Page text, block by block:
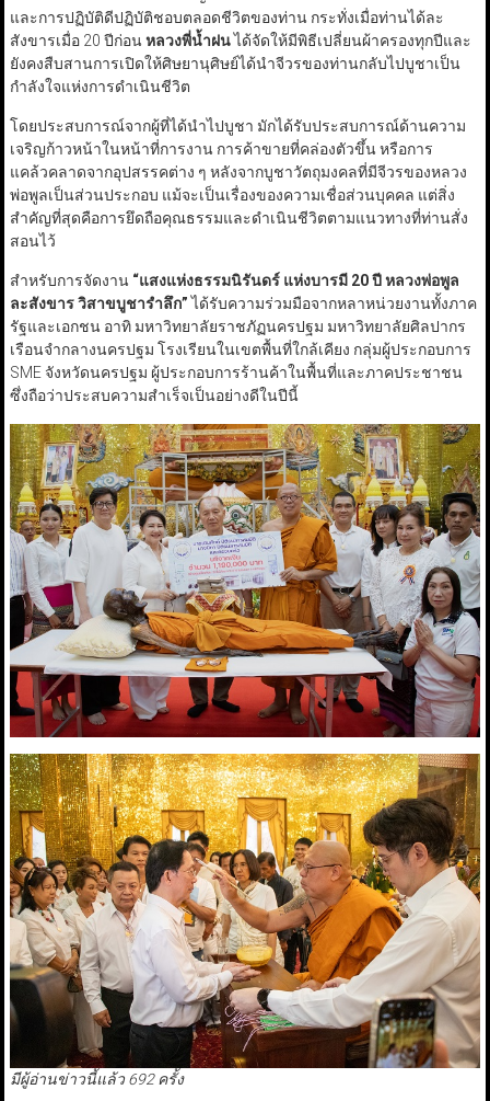
และการปฏิบัติดีปฏิบัติชอบตลอดชีวิตของท่าน กระทั่งเมื่อท่านได้ละ
สังขารเมื่อ 20 ปีก่อนหลวงพี่น้ำฝนได้จัดให้มีพิธีเปลี่ยนผ้าครองทุกปีและ
ยังคงสืบสานการเปิดให้ศิษยานุศิษย์ได้นำจีวรของท่านกลับไปบูชาเป็น
กำลังใจแห่งการดำเนินชีวิต
โดยประสบการณ์จากผู้ที่ได้นำไปบูชา มักได้รับประสบการณ์ด้านความ
เจริญก้าวหน้าในหน้าที่การงาน การค้าขายที่คล่องตัวขึ้น หรือการ
แคล้วคลาดจากอุปสรรคต่าง ๆ หลังจากบูชาวัตถุมงคลที่มีจีวรของหลวง
พ่อพูลเป็นส่วนประกอบ แม้จะเป็นเรื่องของความเชื่อส่วนบุคคล แต่สิ่ง
สำคัญที่สุดคือการยึดถือคุณธรรมและดำเนินชีวิตตามแนวทางที่ท่านสั่ง
สอนไว้
สำหรับการจัดงาน “แสงแห่งธรรมนิรันดร์ แห่งบารมี 20ปี หลวงพ่อพูล
ละสังขาร วิสาขบูชารำลึก”ได้รับความร่วมมือจากหลาหน่วยงานทั้งภาค
รัฐและเอกชน อาทิ มหาวิทยาลัยราชภัฏนครปฐม มหาวิทยาลัยศิลปากร
เรือนจำกลางนครปฐม โรงเรียนในเขตพื้นที่ใกล้เคียง กลุ่มผู้ประกอบการ
SME จังหวัดนครปฐม ผู้ประกอบการร้านค้าในพื้นที่และภาคประชาชน
ซึ่งถือว่าประสบความสำเร็จเป็นอย่างดีในปีนี้
มีผู้อ่านข่าวนี้แล้ว 692 ครั้ง